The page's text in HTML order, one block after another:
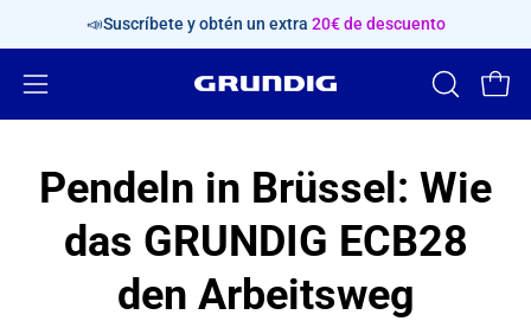
al
contenido
📣Suscríbete y obtén un extra 20€ de descuento
Abrir
navegación
ABRIR
BARRA
Pendeln in Brüssel: Wie
das GRUNDIG ECB28
den Arbeitsweg